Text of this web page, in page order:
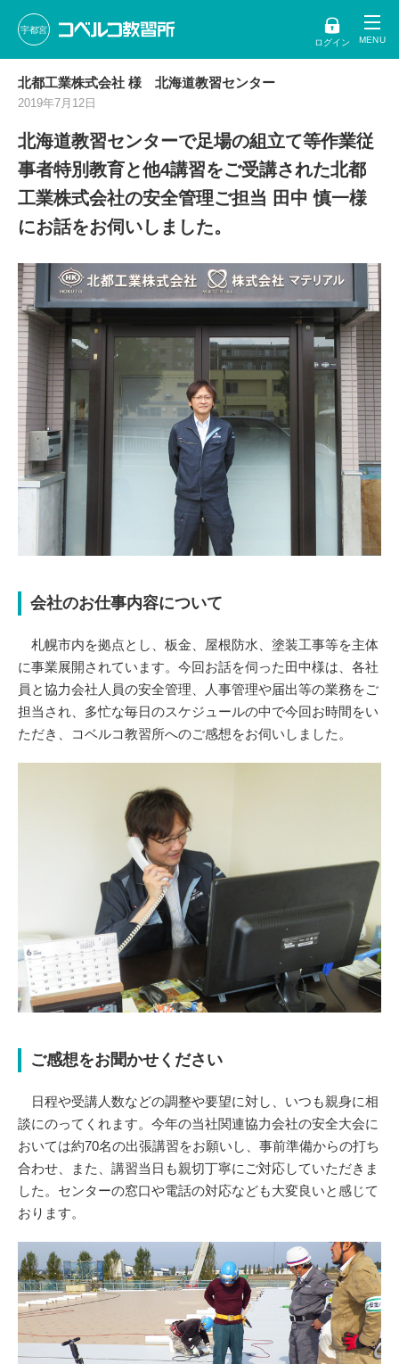
宇都宮
ログイン
北都工業株式会社 様 北海道教習センター
2019年7月12日
北海道教習センターで足場の組立て等作業従
事者特別教育と他4講習をご受講された北都
工業株式会社の安全管理ご担当 田中 慎一様
にお話をお伺いしました。
会社のお仕事内容について
札幌市内を拠点とし、板金、屋根防水、塗装工事等を主体
に事業展開されています。今回お話を伺った田中様は、各社
員と協力会社人員の安全管理、人事管理や届出等の業務をご
担当され、多忙な毎日のスケジュールの中で今回お時間をい
ただき、コベルコ教習所へのご感想をお伺いしました。
ご感想をお聞かせください
日程や受講人数などの調整や要望に対し、いつも親身に相
談にのってくれます。今年の当社関連協力会社の安全大会に
おいては約70名の出張講習をお願いし、事前準備からの打ち
合わせ、また、講習当日も親切丁寧にご対応していただきま
した。センターの窓口や電話の対応なども大変良いと感じて
おります。